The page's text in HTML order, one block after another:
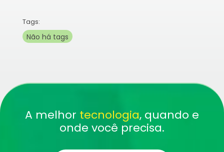
Tags:
Não há tags
A melhor tecnologia, quando e
onde você precisa.